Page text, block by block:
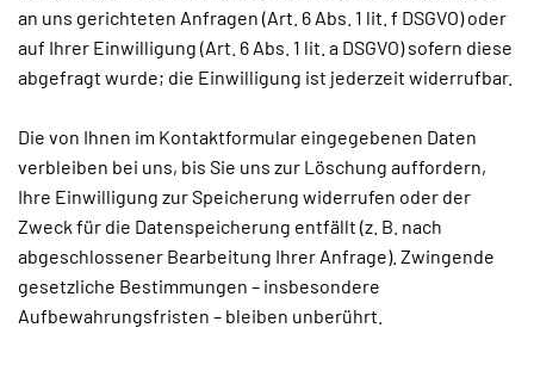
an uns gerichteten Anfragen (Art. 6 Abs. 1 lit. f DSGVO) oder
auf Ihrer Einwilligung (Art. 6 Abs. 1 lit. a DSGVO) sofern diese
abgefragt wurde; die Einwilligung ist jederzeit widerrufbar.
Die von Ihnen im Kontaktformular eingegebenen Daten
verbleiben bei uns, bis Sie uns zur Löschung auffordern,
Ihre Einwilligung zur Speicherung widerrufen oder der
Zweck für die Datenspeicherung entfällt (z. B. nach
abgeschlossener Bearbeitung Ihrer Anfrage). Zwingende
gesetzliche Bestimmungen – insbesondere
Aufbewahrungsfristen – bleiben unberührt.